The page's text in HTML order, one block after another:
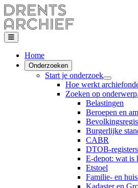
Home
Onderzoeken
Start je onderzoek
Hoe werkt
Zoeken op onderwerp
Belastingen
Beroepen en
Burgerlijke
CABR
DTOB-registers
E-depot: wat is
Etstoel
Familie- en
Kadaster en